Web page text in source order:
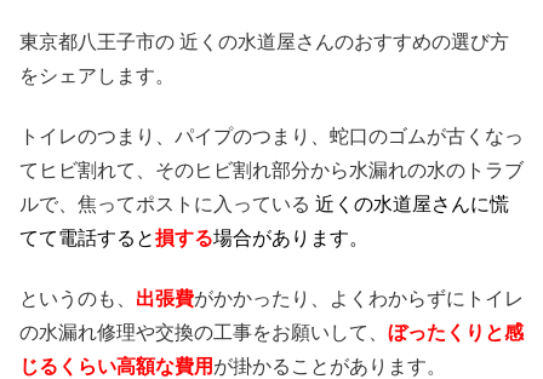
東京都八王子市の 近くの水道屋さんのおすすめの選び方
をシェアします。
トイレのつまり、パイプのつまり、蛇口のゴムが古くなっ
てヒビ割れて、そのヒビ割れ部分から水漏れの水のトラブ
ルで、焦ってポストに入っている 近くの水道屋さんに慌
てて電話すると損する場合があります。
というのも、 出張費がかかったり、よくわからずにトイレ
の水漏れ修理や交換の工事をお願いして、 ぼったくりと感
じるくらい高額な費用 が掛かることがあります。